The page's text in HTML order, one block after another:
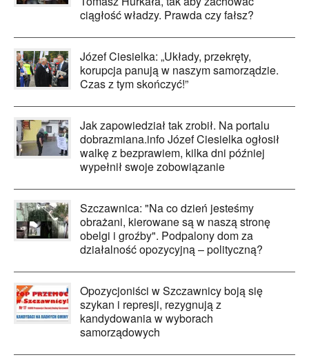
ciągłość władzy. Prawda czy fałsz?
Józef Ciesielka: „Układy, przekręty,
korupcja panują w naszym samorządzie.
Czas z tym skończyć!”
Jak zapowiedział tak zrobił. Na portalu
dobrazmiana.info Józef Ciesielka ogłosił
walkę z bezprawiem, kilka dni później
wypełnił swoje zobowiązanie
Szczawnica: "Na co dzień jesteśmy
obrażani, kierowane są w naszą stronę
obelgi i groźby". Podpalony dom za
działalność opozycyjną – polityczną?
Opozycjoniści w Szczawnicy boją się
szykan i represji, rezygnują z
kandydowania w wyborach
samorządowych